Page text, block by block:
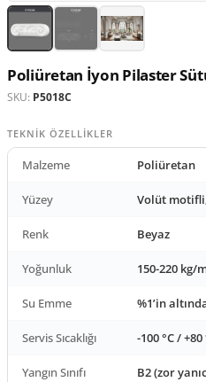
Poliüretan İyon Pilaster
SKU: P5018C
TEKNIK ÖZELLIKLER
Malzeme Poliüretan
Yüzey Volüt
Renk Beyaz
Yoğunluk 150-220 kg/
Su Emme %1’in
Servis Sıcaklığı -100 °C / +80
Yangın Sınıfı B2 (zor